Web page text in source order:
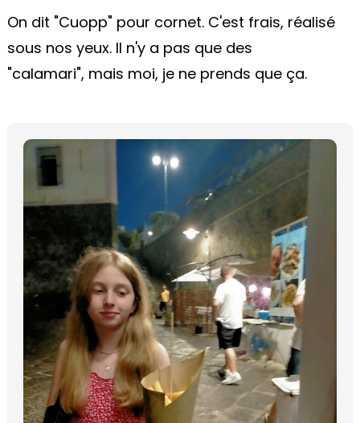
On dit "Cuopp" pour cornet. C'est frais, réalisé
sous nos yeux. Il n'y a pas que des
"calamari", mais moi, je ne prends que ça.